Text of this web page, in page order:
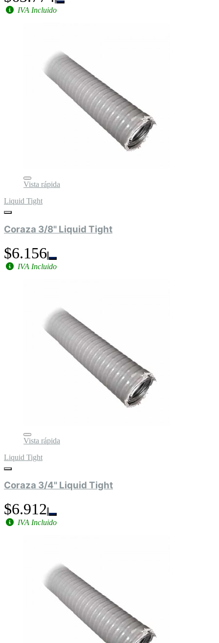
IVA Incluido
Vista rápida
Liquid Tight
Coraza 3/8" Liquid Tight
$6.156
IVA Incluido
Vista rápida
Liquid Tight
Coraza 3/4" Liquid Tight
$6.912
IVA Incluido